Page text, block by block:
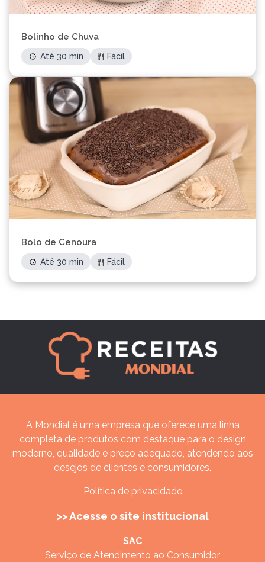
Bolinho de Chuva
Até 30 min Fácil
Bolo de Cenoura
Até 30 min Fácil
A Mondial é uma empresa que oferece uma linha
completa de produtos com destaque para o design
moderno, qualidade e preço adequado, atendendo aos
desejos de clientes e consumidores.
Política de privacidade
>> Acesse o site institucional
SAC
Serviço de Atendimento ao Consumidor